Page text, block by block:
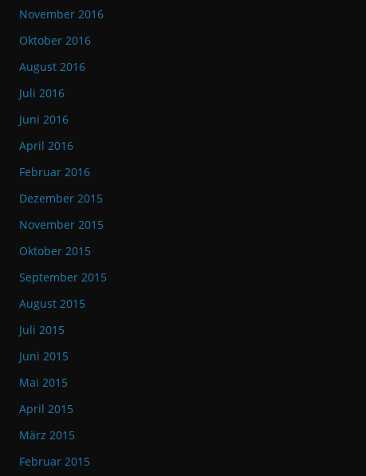
November 2016
Oktober 2016
August 2016
Juli 2016
Juni 2016
April 2016
Februar 2016
Dezember 2015
November 2015
Oktober 2015
September 2015
August 2015
Juli 2015
Juni 2015
Mai 2015
April 2015
März 2015
Februar 2015